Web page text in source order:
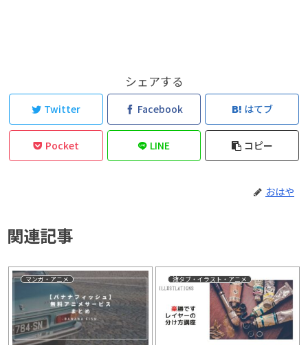
シェアする
Twitter Facebook はてブ
Pocket LINE コピー
おはや
関連記事
マンガ・アニメ 液タブ・イラスト・アニメ